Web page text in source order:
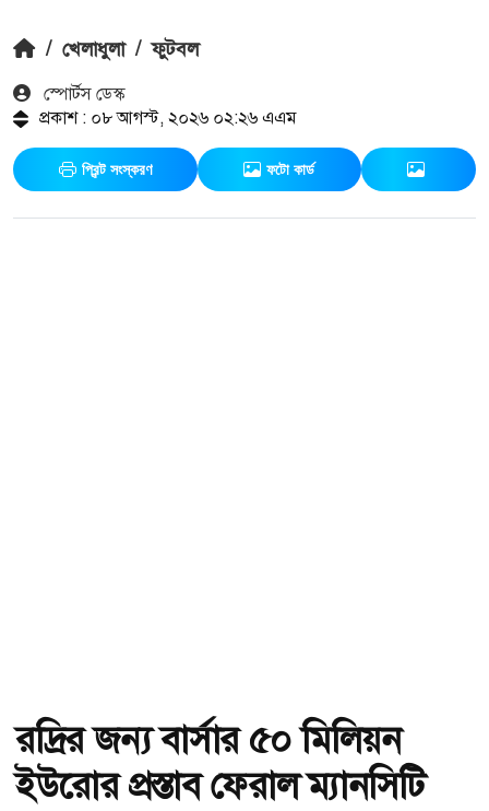
/ খেলাধুলা / ফুটবল
স্পোর্টস ডেস্ক
প্রকাশ : ০৮ আগস্ট, ২০২৬ ০২:২৬ এএম
প্রিন্ট সংস্করণ ফটো কার্ড
রদ্রির জন্য বার্সার ৫০ মিলিয়ন
ইউরোর প্রস্তাব ফেরাল ম্যানসিটি